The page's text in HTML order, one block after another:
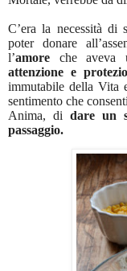
C’era la necessità di
poter donare
l’amore che aveva
attenzione e
immutabile della Vita
sentimento che
Anima, di dare un
passaggio.